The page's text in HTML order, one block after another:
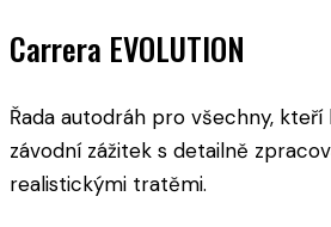
Carrera EVOLUTION
Řada autodráh pro všechny,
závodní zážitek s detailně
realistickými tratěmi.